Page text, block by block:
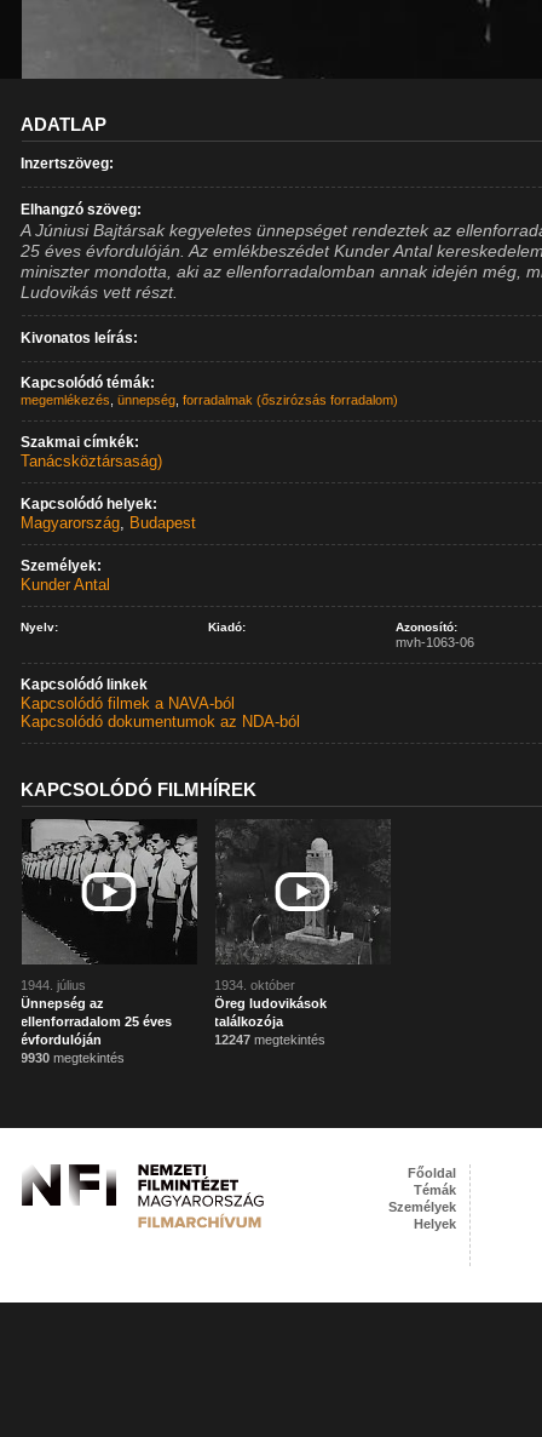
ADATLAP
Inzertszöveg:
Elhangzó szöveg:
A Júniusi Bajtársak kegyeletes ünnepséget rendeztek az
25 éves évfordulóján. Az emlékbeszédet Kunder Antal
miniszter mondotta, aki az ellenforradalomban annak idején még,
Ludovikás vett részt.
Kivonatos leírás:
Kapcsolódó témák:
megemlékezés ,ünnepség ,forradalmak (őszirózsás forradalom)
Szakmai címkék:
Tanácsköztársaság)
Kapcsolódó helyek:
Magyarország, Budapest
Személyek:
Kunder Antal
Nyelv: Kiadó: Azonosító:
mvh-1063-06
Kapcsolódó linkek
Kapcsolódó filmek a NAVA-ból
Kapcsolódó dokumentumok az NDA-ból
KAPCSOLÓDÓ FILMHÍREK
1944. július
Ünnepség az
ellenforradalom 25 éves
évfordulóján
9930 megtekintés
1934. október
Öreg ludovikások
találkozója
12247 megtekintés
Főoldal
Témák
Személyek
Helyek